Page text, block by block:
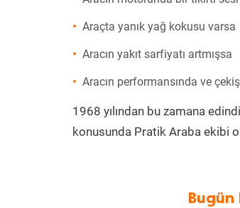
Araçta yanık yağ kokusu varsa
Aracın yakıt sarfiyatı artmışsa
Aracın performansında ve
1968 yılından bu zamana
konusunda Pratik Araba ekibi
Bugün